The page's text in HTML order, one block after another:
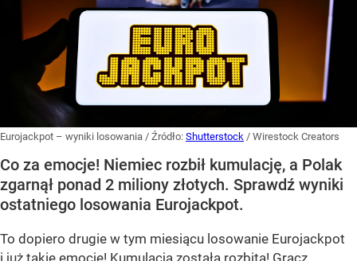
Eurojackpot – wyniki losowania / Źródło: Shutterstock / Wirestock Creators
Co za emocje! Niemiec rozbił kumulację, a Polak
zgarnął ponad 2 miliony złotych. Sprawdź wyniki
ostatniego losowania Eurojackpot.
To dopiero drugie w tym miesiącu losowanie Eurojackpot